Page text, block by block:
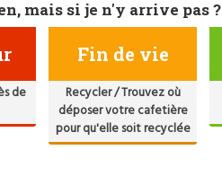
mais si je n'y arrive pas ?
de
Fin de vie
Recycler / Trouvez où
déposer votre cafetière
pour qu'elle soit recyclée